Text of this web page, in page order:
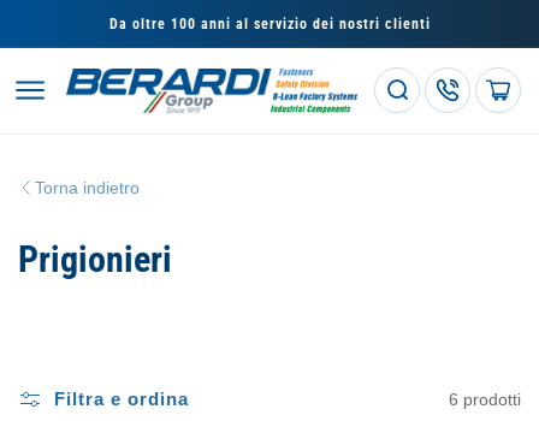
direttamente
ai contenuti
Da oltre 100 anni al servizio dei nostri clienti
Carrello
Torna indietro
C
l
Prigionieri
Filtra e ordina 6 prodotti